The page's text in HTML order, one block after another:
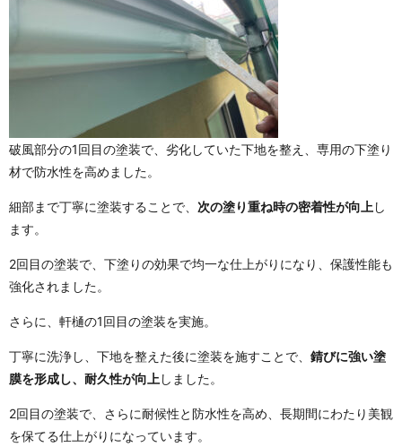
破風部分の1回目の塗装で、劣化していた下地を整え、専用の下塗り
材で防水性を高めました。
細部まで丁寧に塗装することで、 次の塗り重ね時の密着性が向上し
ます。
2回目の塗装で、下塗りの効果で均一な仕上がりになり、保護性能も
強化されました。
さらに、軒樋の1回目の塗装を実施。
丁寧に洗浄し、下地を整えた後に塗装を施すことで、 錆びに強い塗
膜を形成し、耐久性が向上しました。
2回目の塗装で、さらに耐候性と防水性を高め、長期間にわたり美観
を保てる仕上がりになっています。